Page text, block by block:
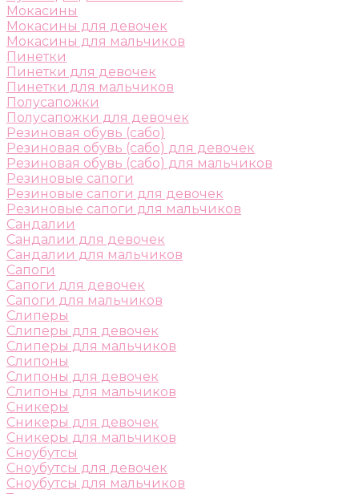
Мокасины
Мокасины для девочек
Мокасины для мальчиков
Пинетки
Пинетки для девочек
Пинетки для мальчиков
Полусапожки
Полусапожки для девочек
Резиновая обувь (сабо)
Резиновая обувь (сабо) для девочек
Резиновая обувь (сабо) для мальчиков
Резиновые сапоги
Резиновые сапоги для девочек
Резиновые сапоги для мальчиков
Сандалии
Сандалии для девочек
Сандалии для мальчиков
Сапоги
Сапоги для девочек
Сапоги для мальчиков
Слиперы
Слиперы для девочек
Слиперы для мальчиков
Слипоны
Слипоны для девочек
Слипоны для мальчиков
Сникеры
Сникеры для девочек
Сникеры для мальчиков
Сноубутсы
Сноубутсы для девочек
Сноубутсы для мальчиков